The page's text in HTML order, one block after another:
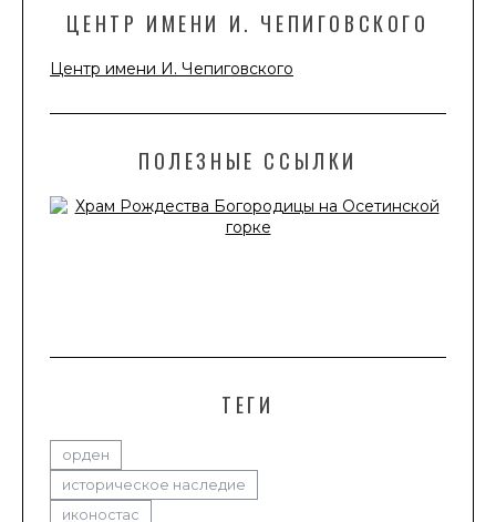
ЦЕНТР ИМЕНИ И. ЧЕПИГОВСКОГО
Центр имени И. Чепиговского
ПОЛЕЗНЫЕ ССЫЛКИ
ТЕГИ
орден
историческое наследие
иконостас